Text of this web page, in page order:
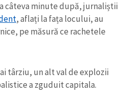
câteva minute după, jurnaliștii
, aflați la fața locului, au
pe măsură ce rachetele
târziu, un alt val de explozii
a zguduit capitala.